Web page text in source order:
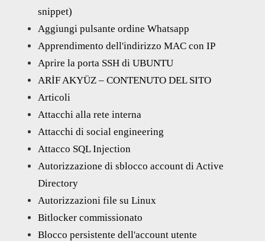
snippet)
Aggiungi pulsante ordine Whatsapp
Apprendimento dell'indirizzo MAC con IP
Aprire la porta SSH di UBUNTU
ARİF AKYÜZ – CONTENUTO DEL SITO
Articoli
Attacchi alla rete interna
Attacchi di social engineering
Attacco SQL Injection
Autorizzazione di sblocco account di Active
Directory
Autorizzazioni file su Linux
Bitlocker commissionato
Blocco persistente dell'account utente